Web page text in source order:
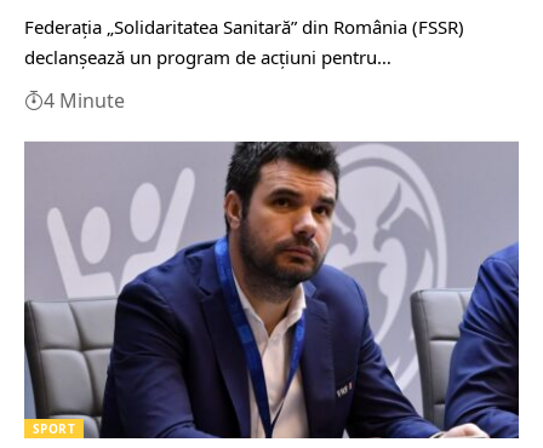
Federaţia „Solidaritatea Sanitară” din România (FSSR)
declanşează un program de acţiuni pentru…
4 Minute
SPORT